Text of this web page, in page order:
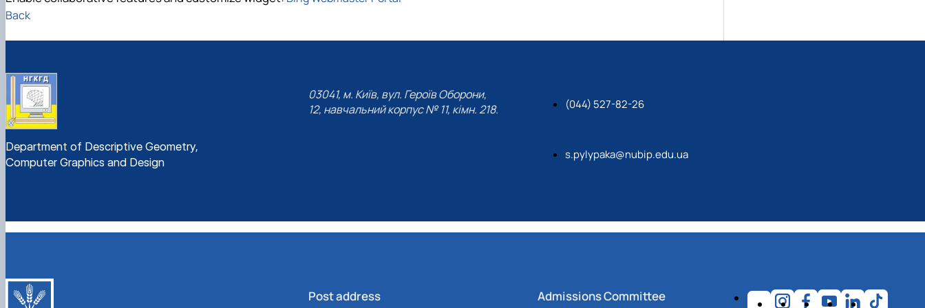
Back
Department of Descriptive Geometry,
Computer Graphics and Design
03041, м. Київ, вул. Героїв Оборони,
12, навчальний корпус № 11, кімн. 218.
(044) 527-82-26
s.pylypaka@nubip.edu.ua
Post address Admissions Committee